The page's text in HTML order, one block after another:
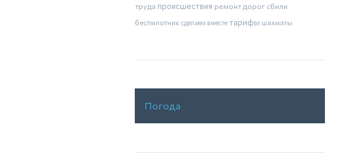
труда происшествия ремонт дорог сбили
беспилотник сделаем вместе тарифы шахматы
Погода